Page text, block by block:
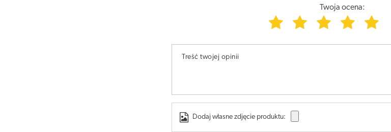
Twoja ocena:
Treść twojej opinii
Dodaj własne zdjęcie produktu: